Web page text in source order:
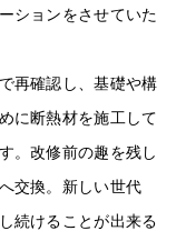
ションをさせていた
再確認し、基礎や構
に断熱材を施工して
。改修前の趣を残し
交換。新しい世代
続けることが出来る